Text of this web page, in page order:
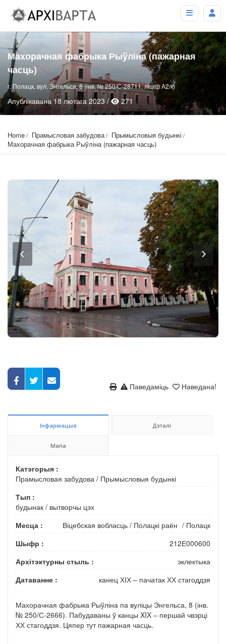
Махорачная фабрыка Рыўліна (пажарная
часць)
г. Полацк, вул. Энгельса, 8 (інв. № 250/С-28711, ліцер А2/к)
Апублікавана 18 лютага 2023 / 271
Home Прамысловая забудова
Прымысловыя будынкі
Махорачная фабрыка Рыўліна (пажарная часць)
Наведана!
Паведаміць
Інфармацыя Дэталі
Мапа
Катэгорыя :
Прамысловая забудова / Прымысловыя будынкі
Тып :
будынак / вытворчы цэх
Месца :
Віцебская вобласць / Полацкі раён / Полацк
Шыфр :
212Е000600
Архітэктурны стыль :
эклектыка
Датаванне :
канец ХІХ – пачатак ХХ стагоддзя
Махорачная фабрыка Рыўліна па вуліцы Энгельса, 8 (інв.
№ 250/С-2666). Пабудаваны ў канцы XIX – першай чвэрці
ХХ стагоддзя. Цяпер тут пажарная часць.